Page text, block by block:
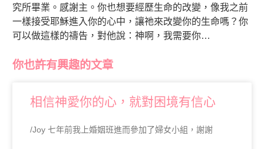
究所畢業。感謝主。你也想要經歷生命的改變，像我之前
一樣接受耶穌進入你的心中，讓祂來改變你的生命嗎？你
可以做這樣的禱告，對他說：神啊，我需要你…
你也許有興趣的文章
相信神愛你的心，就對困境有信心
/Joy 七年前我上婚姻班進而參加了婦女小組，謝謝